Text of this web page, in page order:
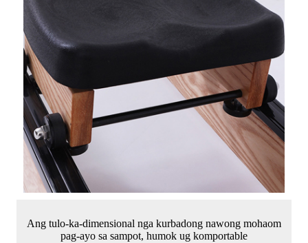
Ang tulo-ka-dimensional nga kurbadong nawong mohaom
pag-ayo sa sampot, humok ug komportable